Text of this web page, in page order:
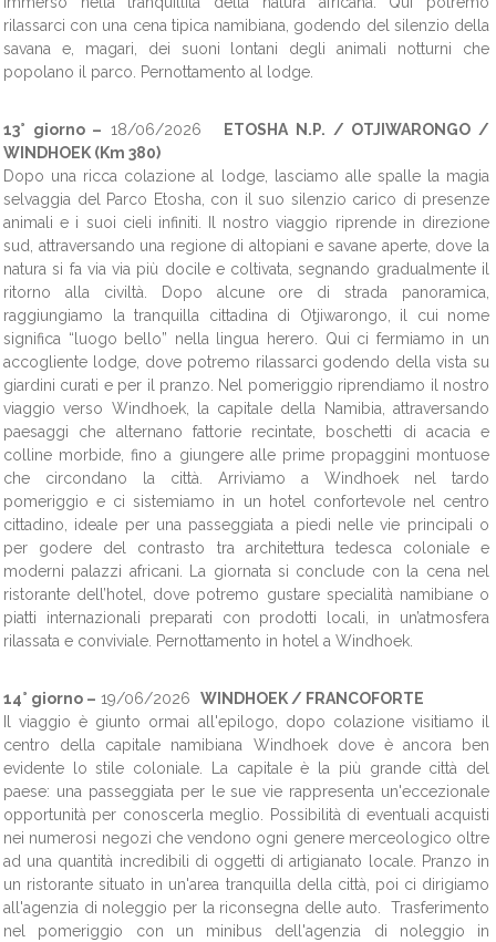
rilassarci con una cena tipica namibiana, godendo del silenzio della
savana e, magari, dei suoni lontani degli animali notturni che
popolano il parco. Pernottamento al lodge.
13° giorno – 18/06/2026 ETOSHA N.P. / OTJIWARONGO /
WINDHOEK (Km 380)
Dopo una ricca colazione al lodge, lasciamo alle spalle la magia
selvaggia del Parco Etosha, con il suo silenzio carico di presenze
animali e i suoi cieli infiniti. Il nostro viaggio riprende in direzione
sud, attraversando una regione di altopiani e savane aperte, dove la
natura si fa via via più docile e coltivata, segnando gradualmente il
ritorno alla civiltà. Dopo alcune ore di strada panoramica,
raggiungiamo la tranquilla cittadina di Otjiwarongo, il cui nome
significa “luogo bello” nella lingua herero. Qui ci fermiamo in un
accogliente lodge, dove potremo rilassarci godendo della vista su
giardini curati e per il pranzo. Nel pomeriggio riprendiamo il nostro
viaggio verso Windhoek, la capitale della Namibia, attraversando
paesaggi che alternano fattorie recintate, boschetti di acacia e
colline morbide, fino a giungere alle prime propaggini montuose
che circondano la città. Arriviamo a Windhoek nel tardo
pomeriggio e ci sistemiamo in un hotel confortevole nel centro
cittadino, ideale per una passeggiata a piedi nelle vie principali o
per godere del contrasto tra architettura tedesca coloniale e
moderni palazzi africani. La giornata si conclude con la cena nel
ristorante dell’hotel, dove potremo gustare specialità namibiane o
piatti internazionali preparati con prodotti locali, in un’atmosfera
rilassata e conviviale. Pernottamento in hotel a Windhoek.
14° giorno – 19/06/2026 WINDHOEK / FRANCOFORTE
Il viaggio è giunto ormai all'epilogo, dopo colazione visitiamo il
centro della capitale namibiana Windhoek dove è ancora ben
evidente lo stile coloniale. La capitale è la più grande città del
paese: una passeggiata per le sue vie rappresenta un'eccezionale
opportunità per conoscerla meglio. Possibilità di eventuali acquisti
nei numerosi negozi che vendono ogni genere merceologico oltre
ad una quantità incredibili di oggetti di artigianato locale. Pranzo in
un ristorante situato in un'area tranquilla della città, poi ci dirigiamo
all'agenzia di noleggio per la riconsegna delle auto.
Trasferimento
nel pomeriggio con un minibus dell'agenzia di noleggio in